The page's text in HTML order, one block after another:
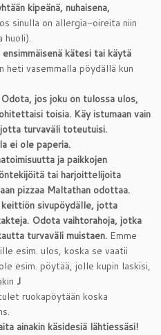
kipeänä, nuhaisena,
sinulla on allergia-oireita niin
huoli).
kätesi tai käytä
heti vasemmalla pöydällä kun
Odota, jos joku on tulossa ulos,
toisia. Käy istumaan vain
turvaväli toteutuisi.
ei ole paperia.
ja paikkojen
tai harjoittelijoita
pizzaa Maltathan odottaa.
sivupöydälle, jotta
Odota vaihtorahoja, jotka
turvaväli muistaen. Emme
esim. ulos, koska se vaatii
esim. pöytää, jolle kupin laskisi,
J
ruokapöytään koska
ainakin käsidesiä lähtiessäsi!